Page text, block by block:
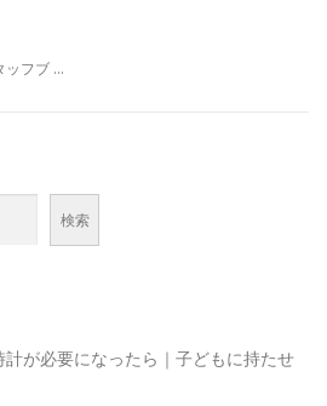
ッフブ …
検索
が必要になったら｜子どもに持たせ